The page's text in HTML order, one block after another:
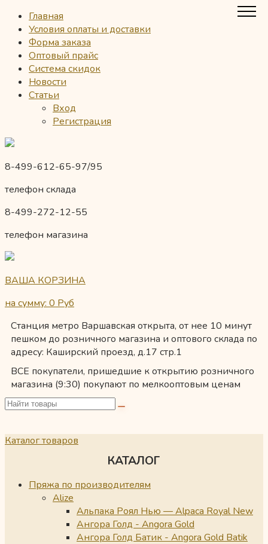
Главная
Условия оплаты и доставки
Форма заказа
Оптовый прайс
Система скидок
Новости
Статьи
Вход
Регистрация
8-499-612-65-97/95
телефон склада
8-499-272-12-55
телефон магазина
ВАША КОРЗИНА
на сумму: 0 Руб
Станция метро Варшавская открыта, от нее 10 минут
пешком до розничного магазина и оптового склада по
адресу: Каширский проезд, д.17 стр.1
ВСЕ покупатели, пришедшие к открытию розничного
магазина (9:30) покупают по мелкооптовым ценам
Каталог товаров
КАТАЛОГ
Пряжа по производителям
Alize
Альпака Роял Нью — Alpaca Royal New
Ангора Голд - Angora Gold
Ангора Голд Батик - Angora Gold Batik